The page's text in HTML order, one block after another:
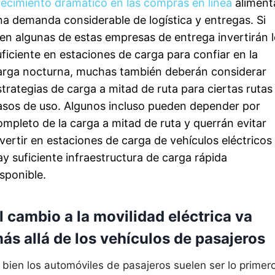
demanda considerable de logística y entregas. Si
algunas de estas empresas de entrega invertirán
en estaciones de carga para confiar en la
nocturna, muchas también deberán considerar
de carga a mitad de ruta para ciertas rutas
de uso. Algunos incluso pueden depender por
de la carga a mitad de ruta y querrán evitar
en estaciones de carga de vehículos eléctricos
suficiente infraestructura de carga rápida
cambio a la movilidad eléctrica va
allá de los vehículos de pasajeros
bien los automóviles de pasajeros suelen ser lo